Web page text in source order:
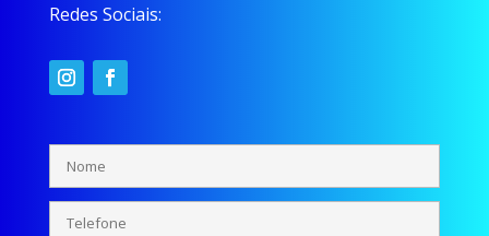
Redes Sociais: